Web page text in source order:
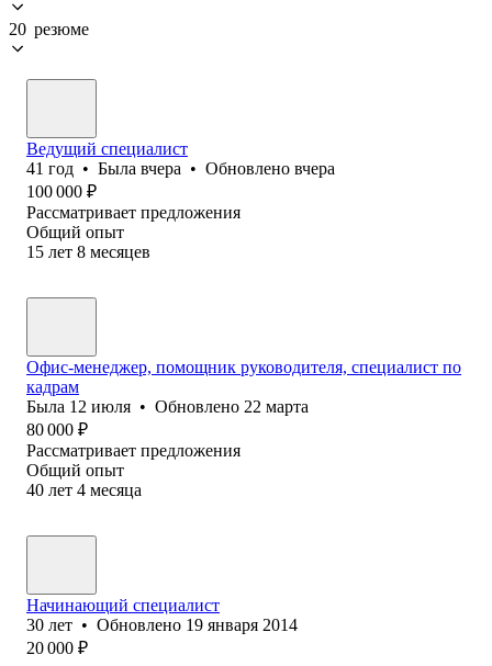
20 резюме
Ведущий специалист
41 год • Была вчера • Обновлено вчера
100 000 ₽
Рассматривает предложения
Общий опыт
15 лет 8 месяцев
Офис-менеджер, помощник руководителя, специалист по
кадрам
Была 12 июля • Обновлено 22 марта
80 000 ₽
Рассматривает предложения
Общий опыт
40 лет 4 месяца
Начинающий специалист
30 лет • Обновлено 19 января 2014
20 000 ₽